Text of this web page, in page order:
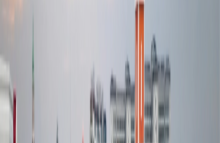
arquitectura y la historia que también se usan como fondos de
la protagonista Emily, que vive en París, lo que automáticamente
cubre una variedad de destinos a lo largo de toda la temporada y
atrae a los viajeros para que los exploren y se pongan en los zapatos
de Emily en París.
La Torre Eiffel, el lugar de Île de
la Cité, los Champs-Élysées, el museo del Louvre, Palacio de
Las películas o series:Amélie, Medianoche en París, The
Da Vinci Code, Ratatouille, Lupín, Emily en París, y más
Nueva York